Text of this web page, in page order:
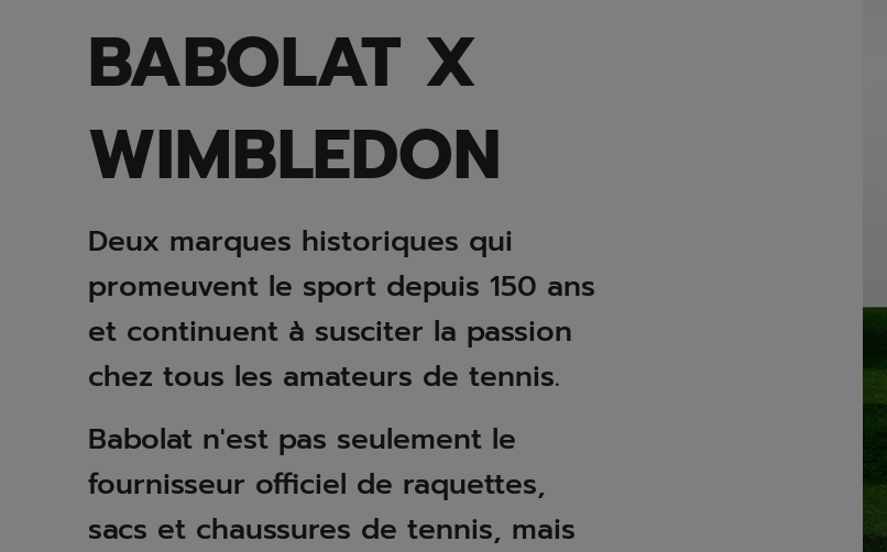
BABOLAT X
WIMBLEDON
Deux marques historiques qui
promeuvent le sport depuis 150 ans
et continuent à susciter la passion
chez tous les amateurs de tennis.
Babolat n'est pas seulement le
fournisseur officiel de raquettes,
sacs et chaussures de tennis, mais